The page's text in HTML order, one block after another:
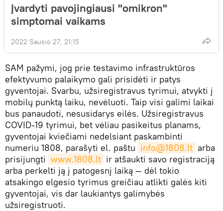
Įvardyti pavojingiausi "omikron"
simptomai vaikams
2022 Sausio 27, 21:15
SAM pažymi, jog prie testavimo infrastruktūros
efektyvumo palaikymo gali prisidėti ir patys
gyventojai. Svarbu, užsiregistravus tyrimui, atvykti į
mobilų punktą laiku, nevėluoti. Taip visi galimi laikai
bus panaudoti, nesusidarys eilės. Užsiregistravus
COVID-19 tyrimui, bet vėliau pasikeitus planams,
gyventojai kviečiami nedelsiant paskambinti
numeriu 1808, parašyti el. paštu info@1808.lt arba
prisijungti www.1808.lt ir atšaukti savo registraciją
arba perkelti ją į patogesnį laiką — dėl tokio
atsakingo elgesio tyrimus greičiau atlikti galės kiti
gyventojai, vis dar laukiantys galimybės
užsiregistruoti.